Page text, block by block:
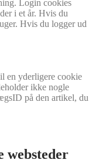
Login cookies
i et år. Hvis du
Hvis du logger ud
en yderligere cookie
ikke nogle
på den artikel, du